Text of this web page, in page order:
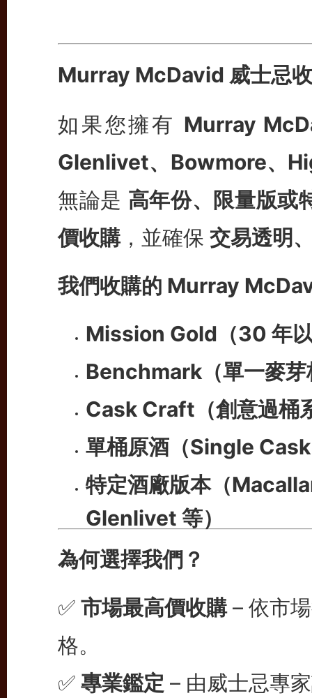
Murray McDavid 威士忌
如果您擁有 Murray
Glenlivet、 Bowmore、
無論是 高年份、限量版或
價收購，並確保 交易透明
我們收購的 Murray
Mission Gold（30 年
Benchmark（單一麥芽
Cask Craft（創意過桶
單桶原酒（Single
特定酒廠版本（
Glenlivet 等）
為何選擇我們？
✅ 市場最高價收購– 依市
格。
✅ 專業鑑定 – 由威士忌專